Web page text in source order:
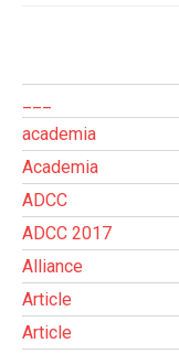
academia
Academia
ADCC
ADCC 2017
Alliance
Article
Article